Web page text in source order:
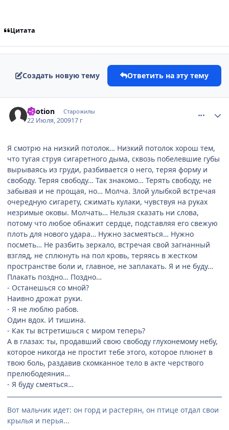
Цитата
Создать новую тему Ответить на эту тему
kvotion Старожилы
22 Июля, 200917 г
Я смотрю на низкий потолок… Низкий потолок хорош тем,
что тугая струя сигаретного дыма, сквозь побелевшие губы
вырываясь из груди, разбивается о него, теряя форму и
свободу. Теряя свободу… Так знакомо… Терять свободу, не
забывая и не прощая, но… Молча. Злой улыбкой встречая
очередную сигарету, сжимать кулаки, чувствуя на руках
незримые оковы. Молчать… Нельзя сказать ни слова,
потому что любое обнажит сердце, подставляя его свежую
плоть для нового удара… Нужно засмеяться… Нужно
посметь… Не разбить зеркало, встречая свой загнанный
взгляд, не сплюнуть на пол кровь, теряясь в жестком
пространстве боли и, главное, не заплакать. Я и не буду…
Плакать поздно… Поздно…
- Останешься со мной?
Наивно дрожат руки.
- Я не люблю рабов.
Один вдох. И тишина.
- Как ты встретишься с миром теперь?
А в глазах: ты, продавший свою свободу глухонемому небу,
которое никогда не простит тебе этого, которое плюнет в
твою боль, раздавив скомканное тело в акте черствого
прелюбодеяния…
- Я буду смеяться…
Вот мальчик идет: он горд и растерян, он птице отдал свои
крылья и перья...